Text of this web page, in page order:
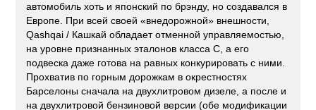
автомобиль хоть и японский по брэнду, но создавался в
Европе. При всей своей «внедорожной» внешности,
Qashqai / Кашкай обладает отменной управляемостью,
на уровне признанных эталонов класса С, а его
подвеска даже готова на равных конкурировать с ними.
Прохватив по горным дорожкам в окрестностях
Барселоны сначала на двухлитровом дизеле, а после и
на двухлитровой бензиновой версии (обе модификации